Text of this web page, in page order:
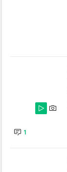
1